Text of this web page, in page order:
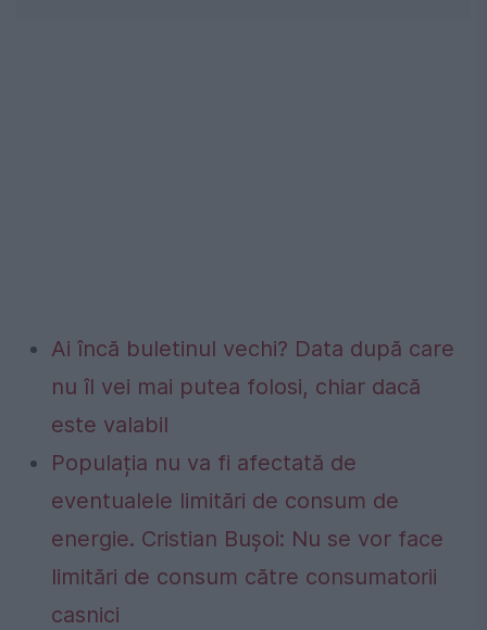
Ai încă buletinul vechi? Data după care
nu îl vei mai putea folosi, chiar dacă
este valabil
Populația nu va fi afectată de
eventualele limitări de consum de
energie. Cristian Bușoi: Nu se vor face
limitări de consum către consumatorii
casnici